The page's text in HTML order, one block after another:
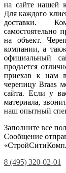
на сайте нашей
Для каждого
доставки.
самостоятельно
на объект.
компании, а
официальный
продается
приехав к нам
черепицу Braas
сайта. Если у
материала,
наш опытный
Заполните все
Сообщение
8 (495) 320-02-01